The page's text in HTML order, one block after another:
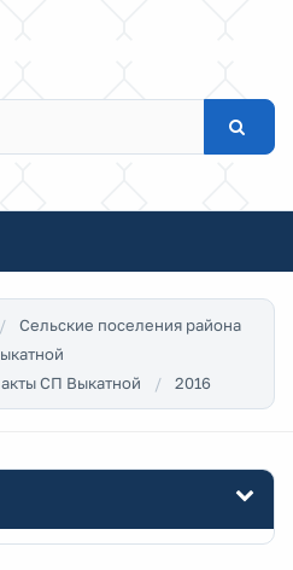
Сельские поселения района
СП Выкатной
2016